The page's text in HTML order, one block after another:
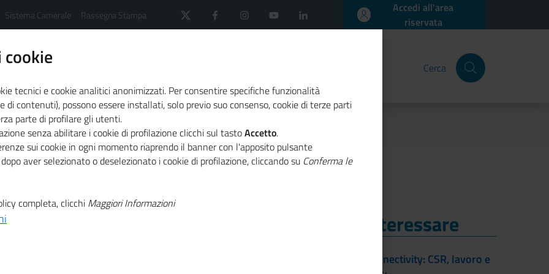
Sistema Camerale Rassegna Stampa
Accedi all'area
riservata
Cerca
di CSR XIII^ edizione ENER.LOC. - Sassari, 27 giugno 2019
- Sassari,
Ti Potrebbe Interessare
Progetto Co-nnectivity: CSR, lavoro e
tecnici e cookie analitici anonimizzati. Per consentire specifiche funzionalità
di contenuti), possono essere installati, solo previo suo consenso, cookie di terze parti
parte di profilare gli utenti.
senza abilitare i cookie di profilazione clicchi sul tastoAccetto.
sui cookie in ogni momento riaprendo il banner con l'apposito pulsante
aver selezionato o deselezionato i cookie di profilazione, cliccando su Conferma le
completa, clicchi Maggiori Informazioni